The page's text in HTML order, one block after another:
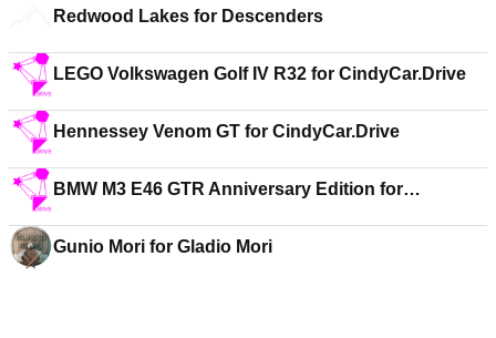
Redwood Lakes for Descenders
LEGO Volkswagen Golf IV R32 for CindyCar.Drive
Hennessey Venom GT for CindyCar.Drive
BMW M3 E46 GTR Anniversary Edition for
Gunio Mori for Gladio Mori